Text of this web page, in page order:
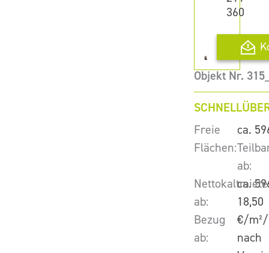
360
Objekt Nr.
Freie
Flächen:
ca.
ab:
ca.
Nettokaltmiete
ab:
18,50
€/
Bezug
ab:
nach